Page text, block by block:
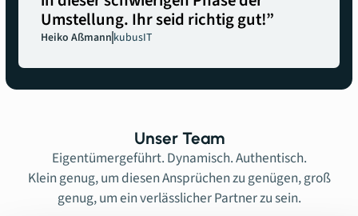
Umstellung. Ihr seid richtig gut!”
Heiko Aßmann kubusIT
Unser Team
Eigentümergeführt. Dynamisch. Authentisch.
Klein genug, um diesen Ansprüchen zu genügen, groß
genug, um ein verlässlicher Partner zu sein.